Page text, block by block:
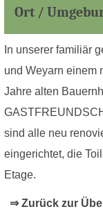
Ort /
In unserer familiär
und Weyarn einem
Jahre alten
sind alle neu
eingerichtet, die
Etage.
⇒ Zurück zur